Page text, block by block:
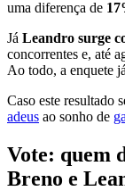
uma diferença de
Já Leandro surge
concorrentes e, até
Ao todo, a enquete
Caso este resultado
adeus ao sonho de
Vote: quem
Breno e